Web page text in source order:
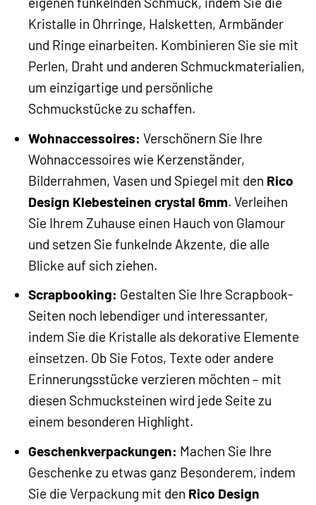
Kristalle in Ohrringe, Halsketten, Armbänder
und Ringe einarbeiten. Kombinieren Sie sie mit
Perlen, Draht und anderen Schmuckmaterialien,
um einzigartige und persönliche
Schmuckstücke zu schaffen.
Wohnaccessoires: Verschönern Sie Ihre
Wohnaccessoires wie Kerzenständer,
Bilderrahmen, Vasen und Spiegel mit den Rico
Design Klebesteinen crystal 6mm. Verleihen
Sie Ihrem Zuhause einen Hauch von Glamour
und setzen Sie funkelnde Akzente, die alle
Blicke auf sich ziehen.
Scrapbooking: Gestalten Sie Ihre Scrapbook-
Seiten noch lebendiger und interessanter,
indem Sie die Kristalle als dekorative Elemente
einsetzen. Ob Sie Fotos, Texte oder andere
Erinnerungsstücke verzieren möchten – mit
diesen Schmucksteinen wird jede Seite zu
einem besonderen Highlight.
Geschenkverpackungen: Machen Sie Ihre
Geschenke zu etwas ganz Besonderem, indem
Sie die Verpackung mit den Rico Design